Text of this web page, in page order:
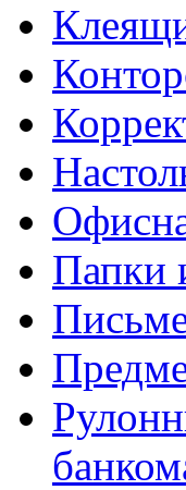
Папки